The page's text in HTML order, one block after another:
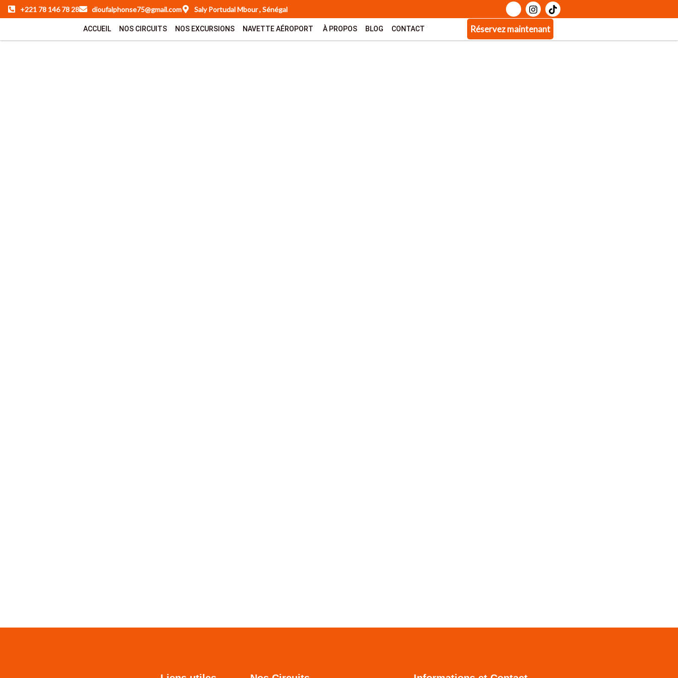
Aller
au
+221 78 146 78 28 dioufalphonse75@gmail.com Saly Portudal Mbour , Sénégal
ACCUEIL NOS CIRCUITS NOS EXCURSIONS NAVETTE AÉROPORT À PROPOS BLOG CONTACT Réservez maintenant